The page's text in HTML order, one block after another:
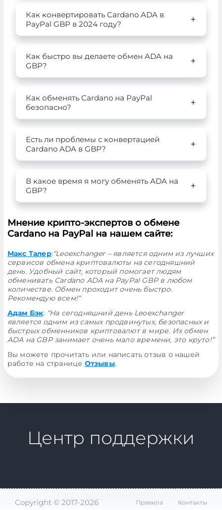
Как конвертировать Cardano ADA в
PayPal GBP в 2024 году?
Как быстро вы делаете обмен ADA на
GBP?
Как обменять Cardano на PayPal
безопасно?
Есть ли проблемы с конвертацией
Cardano ADA в GBP?
В какое время я могу обменять ADA на
GBP?
Мнение крипто-экспертов о обмене
Cardano на PayPal на нашем сайте:
Макс Талер:“Leoexchanger – является одним из лучших
сервисов обмена криптовалюты на сегодняшний
день. Удобный сайт, который помогает людям
обменивать Cardano ADA на PayPal GBP в любом
количестве. Обмен проходит очень быстро.
Рекомендую всем!“
Адам Бэк: “На сегодняшний день Leoexchanger
является одним из самых продвинутых, безопасных и
быстрых обменников криптовалют в мире. Их обмен
ADA на GBP занимает очень мало времени, это круто!”
Вы можете прочитать или написать отзыв о нашей
работе на странице Отзывы.
Центр поддержки
Copyright © 2017-2026 Правила Контакты